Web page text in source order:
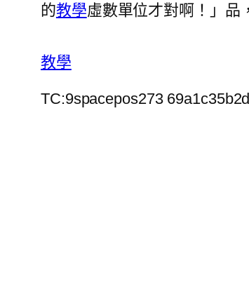
的教學虛數單位才對啊！」品
教學
TC:9spacepos273